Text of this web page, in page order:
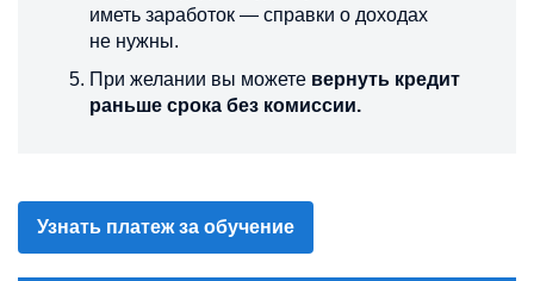
иметь заработок — справки о доходах
не нужны.
При желании вы можете вернуть кредит
раньше срока без комиссии.
Узнать платеж за обучение